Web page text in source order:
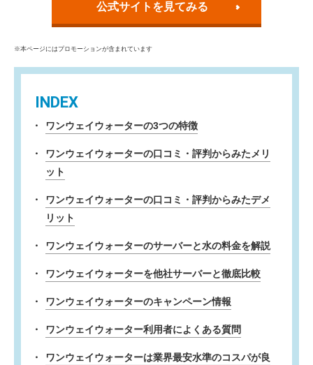
公式サイトを見てみる
※本ページにはプロモーションが含まれています
INDEX
ワンウェイウォーターの3つの特徴
ワンウェイウォーターの口コミ・評判からみたメリ
ット
ワンウェイウォーターの口コミ・評判からみたデメ
リット
ワンウェイウォーターのサーバーと水の料金を解説
ワンウェイウォーターを他社サーバーと徹底比較
ワンウェイウォーターのキャンペーン情報
ワンウェイウォーター利用者によくある質問
ワンウェイウォーターは業界最安水準のコスパが良